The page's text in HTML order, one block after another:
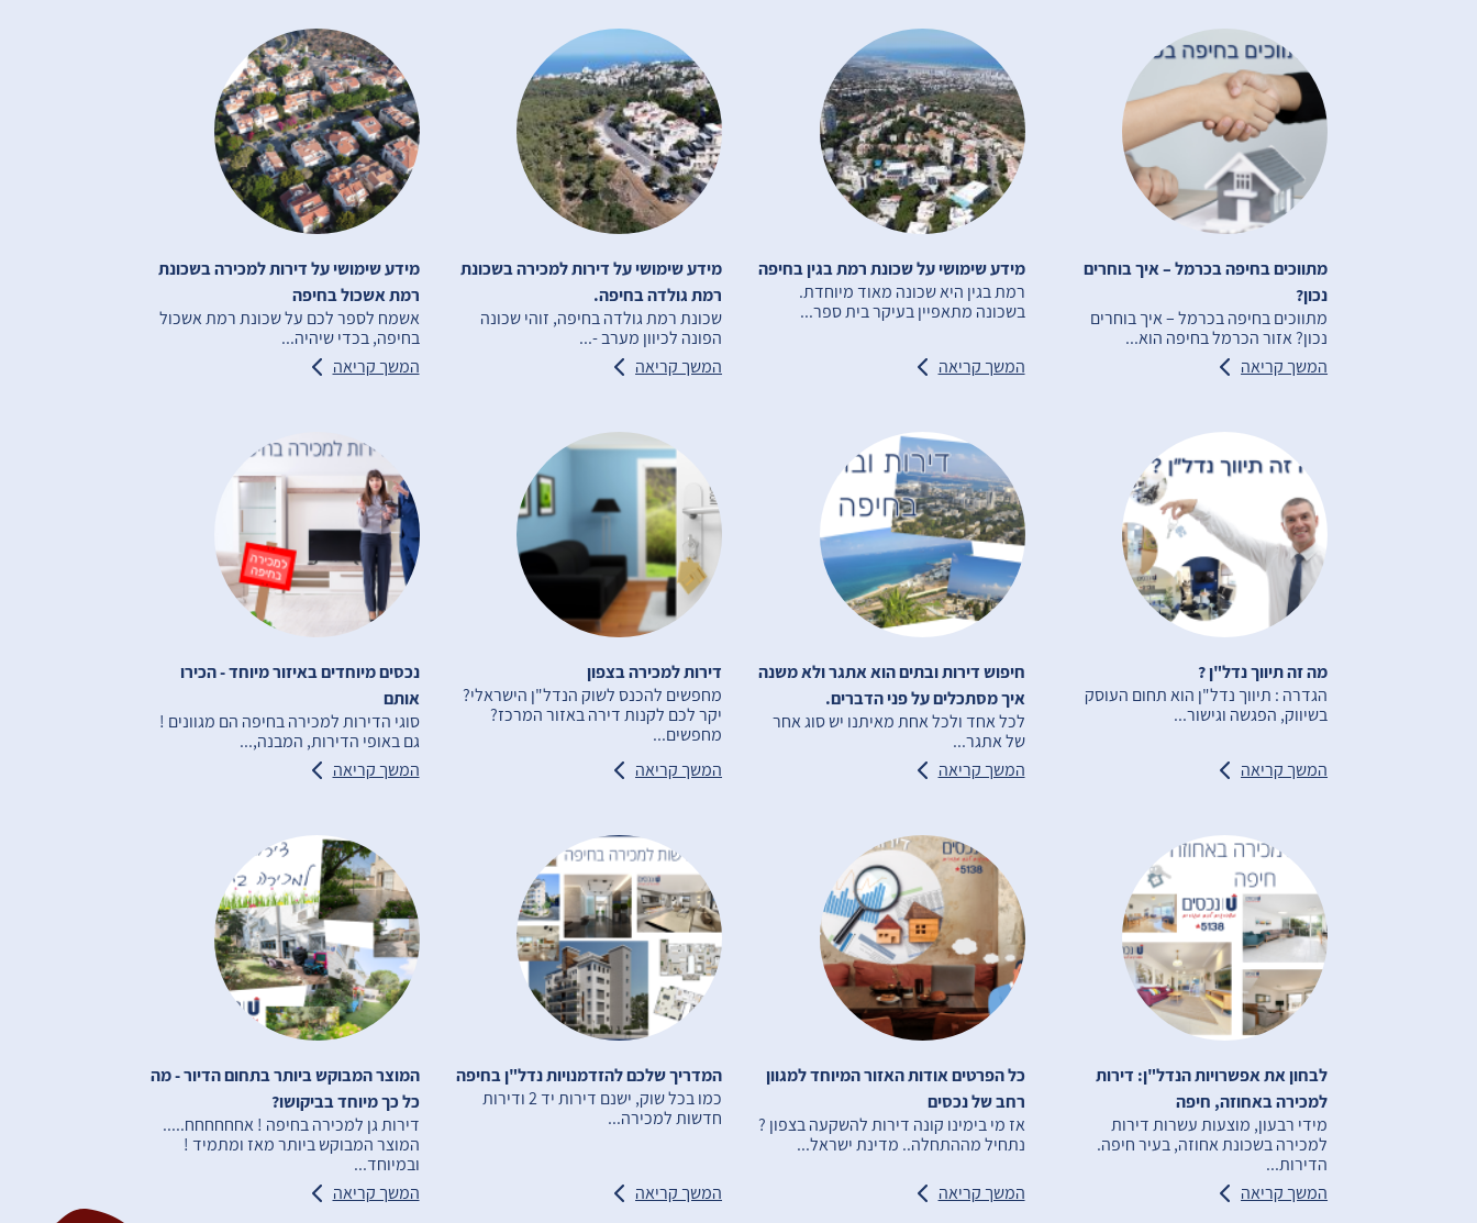
מתווכים בחיפה בכרמל – איך בוחרים
נכון?
מתווכים בחיפה בכרמל – איך בוחרים
נכון? אזור הכרמל בחיפה הוא...
המשך קריאה
מידע שימושי על שכונת רמת בגין בחיפה
רמת בגין היא שכונה מאוד מיוחדת.
בשכונה מתאפיין בעיקר בית ספר...
המשך קריאה
מידע שימושי על דירות למכירה בשכונת
רמת גולדה בחיפה.
שכונת רמת גולדה בחיפה, זוהי שכונה
הפונה לכיוון מערב -...
המשך קריאה
מידע שימושי על דירות למכירה בשכונת
רמת אשכול בחיפה
אשמח לספר לכם על שכונת רמת אשכול
בחיפה, בכדי שיהיה...
המשך קריאה
מה זה תיווך נדל"ן ?
הגדרה : תיווך נדל"ן הוא תחום העוסק
בשיווק, הפגשה וגישור...
המשך קריאה
חיפוש דירות ובתים הוא אתגר ולא משנה
איך מסתכלים על פני הדברים.
לכל אחד ולכל אחת מאיתנו יש סוג אחר
של אתגר...
המשך קריאה
דירות למכירה בצפון
מחפשים להכנס לשוק הנדל"ן הישראלי?
יקר לכם לקנות דירה באזור המרכז?
מחפשים...
המשך קריאה
נכסים מיוחדים באיזור מיוחד - הכירו
אותם
סוגי הדירות למכירה בחיפה הם מגוונים !
גם באופי הדירות, המבנה,...
המשך קריאה
לבחון את אפשרויות הנדל"ן: דירות
למכירה באחוזה, חיפה
מידי רבעון, מוצעות עשרות דירות
למכירה בשכונת אחוזה, בעיר חיפה.
הדירות...
המשך קריאה
כל הפרטים אודות האזור המיוחד למגוון
רחב של נכסים
אז מי בימינו קונה דירות להשקעה בצפון ?
נתחיל מההתחלה.. מדינת ישראל...
המשך קריאה
המדריך שלכם להזדמנויות נדל"ן בחיפה
כמו בכל שוק, ישנם דירות יד 2 ודירות
חדשות למכירה...
המשך קריאה
המוצר המבוקש ביותר בתחום הדיור - מה
כל כך מיוחד בביקושו?
דירות גן למכירה בחיפה ! אחחחחחח.....
המוצר המבוקש ביותר מאז ומתמיד !
ובמיוחד...
המשך קריאה